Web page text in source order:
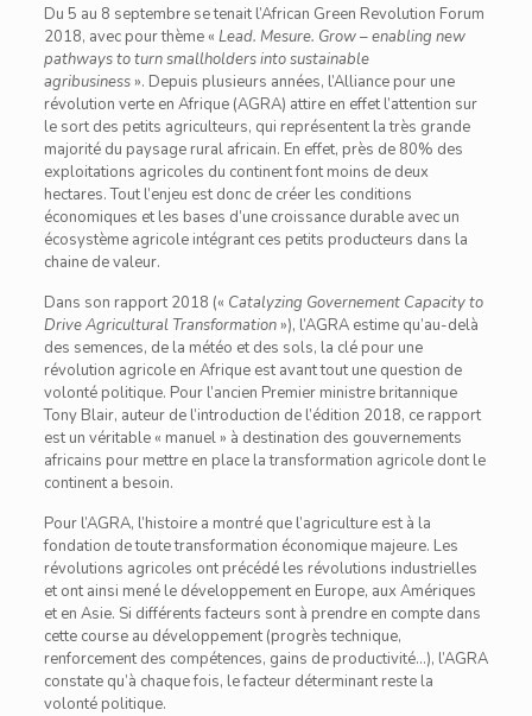
Du 5 au 8 septembre se tenait l’African Green Revolution Forum
2018, avec pour thème « Lead. Mesure. Grow – enabling new
pathways to turn smallholders into sustainable
agribusiness». Depuis plusieurs années, l’Alliance pour une
révolution verte en Afrique (AGRA) attire en effet l’attention sur
le sort des petits agriculteurs, qui représentent la très grande
majorité du paysage rural africain. En effet, près de 80% des
exploitations agricoles du continent font moins de deux
hectares. Tout l’enjeu est donc de créer les conditions
économiques et les bases d’une croissance durable avec un
écosystème agricole intégrant ces petits producteurs dans la
chaine de valeur.
Dans son rapport 2018 (« Catalyzing Governement Capacity to
Drive Agricultural Transformation»), l’AGRA estime qu’au-delà
des semences, de la météo et des sols, la clé pour une
révolution agricole en Afrique est avant tout une question de
volonté politique. Pour l’ancien Premier ministre britannique
Tony Blair, auteur de l’introduction de l’édition 2018, ce rapport
est un véritable « manuel » à destination des gouvernements
africains pour mettre en place la transformation agricole dont le
continent a besoin.
Pour l’AGRA, l’histoire a montré que l’agriculture est à la
fondation de toute transformation économique majeure. Les
révolutions agricoles ont précédé les révolutions industrielles
et ont ainsi mené le développement en Europe, aux Amériques
et en Asie. Si différents facteurs sont à prendre en compte dans
cette course au développement (progrès technique,
renforcement des compétences, gains de productivité…), l’AGRA
constate qu’à chaque fois, le facteur déterminant reste la
volonté politique.